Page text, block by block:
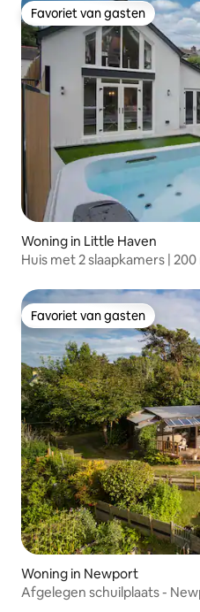
Favoriet van gasten
Favoriet van gasten
Woning in Little Haven
Huis met 2 slaapkamers |
Favoriet van gasten
Favoriet van gasten
Woning in Newport
Afgelegen schuilplaats -